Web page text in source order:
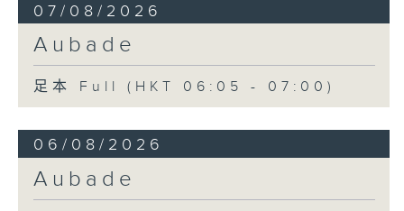
07/08/2026
Aubade
足本 Full (HKT 06:05 - 07:00)
06/08/2026
Aubade